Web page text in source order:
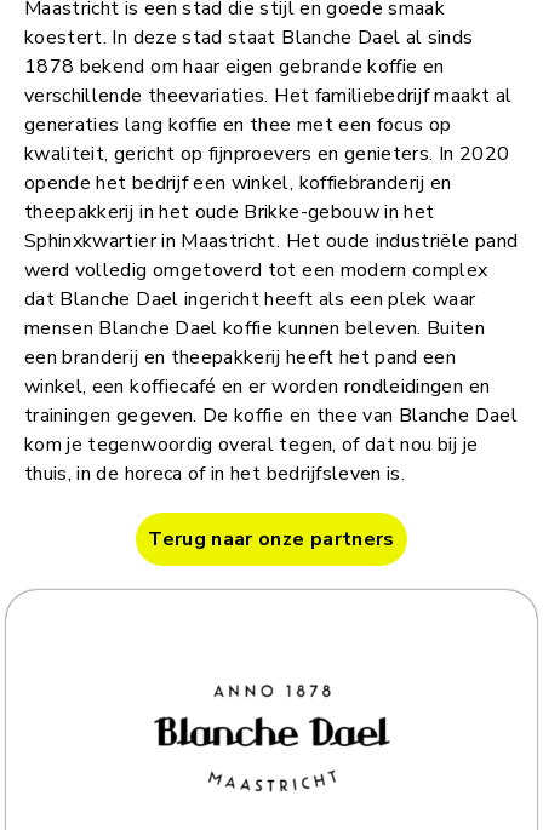
Maastricht is een stad die stijl en goede smaak
koestert. In deze stad staat Blanche Dael al sinds
1878 bekend om haar eigen gebrande koffie en
verschillende theevariaties. Het familiebedrijf maakt al
generaties lang koffie en thee met een focus op
kwaliteit, gericht op fijnproevers en genieters. In 2020
opende het bedrijf een winkel, koffiebranderij en
theepakkerij in het oude Brikke-gebouw in het
Sphinxkwartier in Maastricht. Het oude industriële pand
werd volledig omgetoverd tot een modern complex
dat Blanche Dael ingericht heeft als een plek waar
mensen Blanche Dael koffie kunnen beleven. Buiten
een branderij en theepakkerij heeft het pand een
winkel, een koffiecafé en er worden rondleidingen en
trainingen gegeven. De koffie en thee van Blanche Dael
kom je tegenwoordig overal tegen, of dat nou bij je
thuis, in de horeca of in het bedrijfsleven is.
Terug naar onze partners